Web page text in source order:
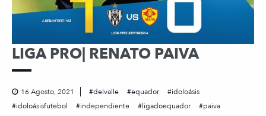
LIGA PRO| RENATO PAIVA
16 Agosto, 2021 delvalle equador
idoloásis
idoloásisfutebol
independiente ligadoequador
paiva